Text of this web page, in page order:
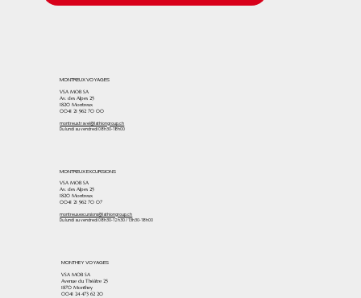
MONTREUX VOYAGES
VSA MOB SA
Av. des Alpes 25
1820 Montreux
0041 21 962 70 00
montreux.travel@lathiongroup.ch
Du lundi au vendredi 08h30-18h00
MONTREUX EXCURSIONS
VSA MOB SA
Av. des Alpes 25
1820 Montreux
0041 21 962 70 07
montreux.excursions@lathiongroup.ch
Du lundi au vendredi 08h30-12h30 / 13h30-18h00
MONTHEY VOYAGES
VSA MOB SA
Avenue du Théâtre 25
1870 Monthey
​0041 24 473 62 20